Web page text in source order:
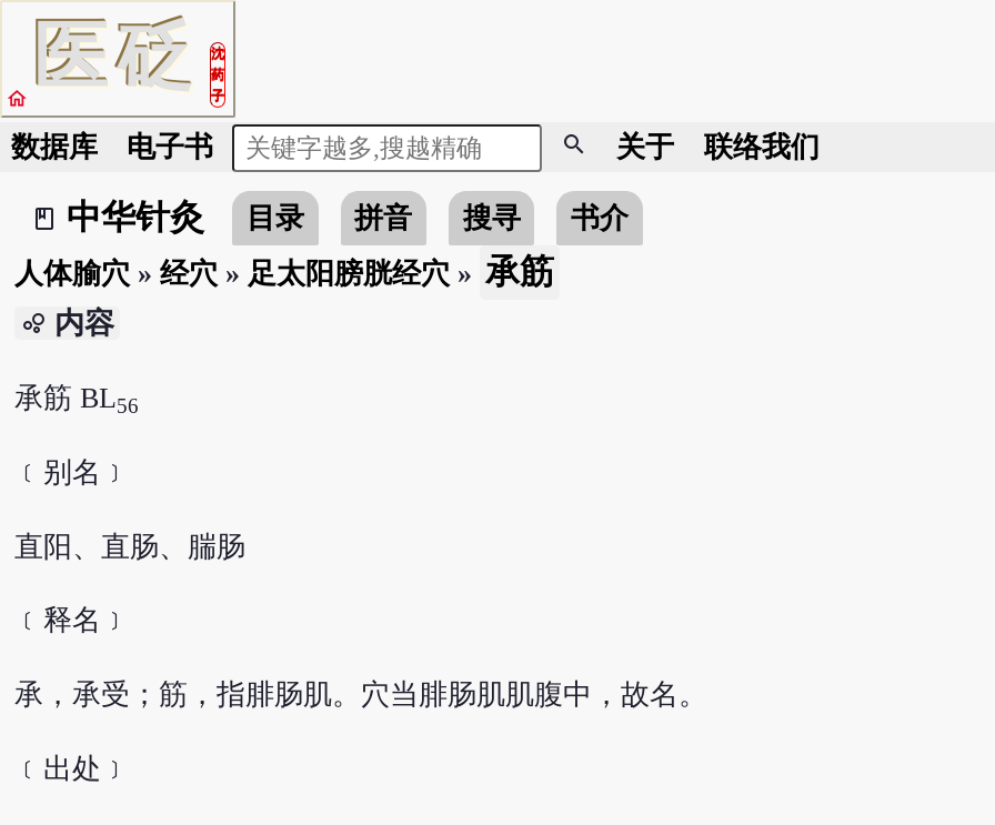
医砭
沈
药
子
home
数据库 电子书 search 关于 联络我们
book_2
中华针灸 目录 拼音 搜寻
书介
人体腧穴 » 经穴 » 足太阳膀胱经穴 » 承筋
bubble_chart 内容
承筋 BL56
﹝别名﹞
直阳、直肠、腨肠
﹝释名﹞
承，承受；筋，指腓肠肌。穴当腓肠肌肌腹中，故名。
﹝出处﹞